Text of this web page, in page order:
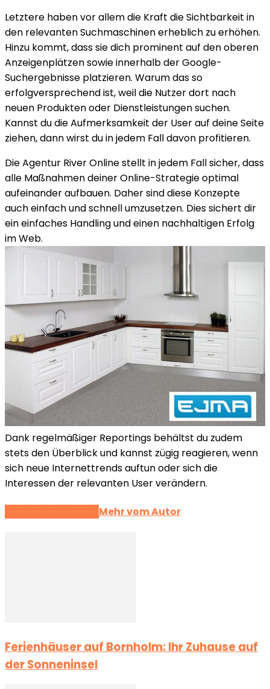
Letztere haben vor allem die Kraft die Sichtbarkeit in
den relevanten Suchmaschinen erheblich zu erhöhen.
Hinzu kommt, dass sie dich prominent auf den oberen
Anzeigenplätzen sowie innerhalb der Google-
Suchergebnisse platzieren. Warum das so
erfolgversprechend ist, weil die Nutzer dort nach
neuen Produkten oder Dienstleistungen suchen.
Kannst du die Aufmerksamkeit der User auf deine Seite
ziehen, dann wirst du in jedem Fall davon profitieren.
Die Agentur River Online stellt in jedem Fall sicher, dass
alle Maßnahmen deiner Online-Strategie optimal
aufeinander aufbauen. Daher sind diese Konzepte
auch einfach und schnell umzusetzen. Dies sichert dir
ein einfaches Handling und einen nachhaltigen Erfolg
im Web.
Dank regelmäßiger Reportings behältst du zudem
stets den Überblick und kannst zügig reagieren, wenn
sich neue Internettrends auftun oder sich die
Interessen der relevanten User verändern.
Mehr vom Autor
Ferienhäuser auf Bornholm: Ihr Zuhause auf
der Sonneninsel